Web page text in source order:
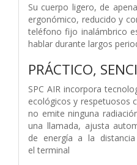
Su cuerpo ligero, de
ergonómico, reducido y
teléfono fijo inalámbrico
hablar durante largos
PRÁCTICO,
SPC AIR incorpora
ecológicos y respetuosos
no emite ninguna
una llamada, ajusta
de energía a la
el terminal